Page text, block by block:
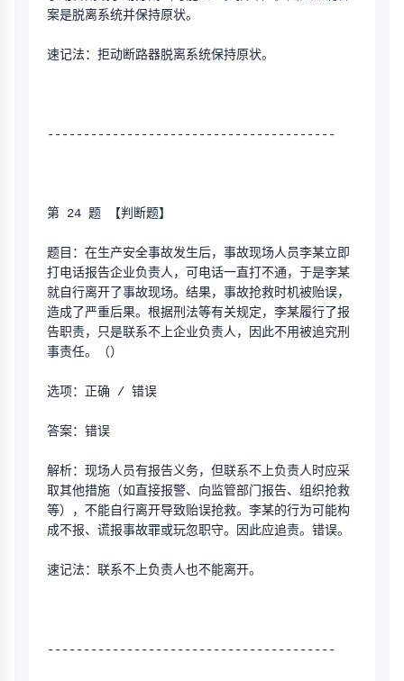
案是脱离系统并保持原状。
速记法：拒动断路器脱离系统保持原状。
----------------------------------------
第 24 题 【判断题】
题目：在生产安全事故发生后，事故现场人员李某立即
打电话报告企业负责人，可电话一直打不通，于是李某
就自行离开了事故现场。结果，事故抢救时机被贻误，
造成了严重后果。根据刑法等有关规定，李某履行了报
告职责，只是联系不上企业负责人，因此不用被追究刑
事责任。（）
选项：正确 / 错误
答案：错误
解析：现场人员有报告义务，但联系不上负责人时应采
取其他措施（如直接报警、向监管部门报告、组织抢救
等），不能自行离开导致贻误抢救。李某的行为可能构
成不报、谎报事故罪或玩忽职守。因此应追责。错误。
速记法：联系不上负责人也不能离开。
----------------------------------------